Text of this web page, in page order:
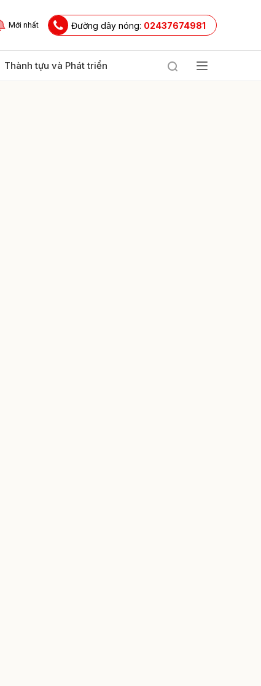
Mới nhất Đường dây nóng: 02437674981
Thành tựu và Phát triển